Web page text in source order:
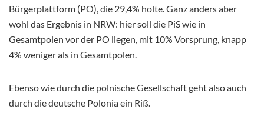
Bürgerplattform (PO), die 29,4% holte. Ganz anders aber
wohl das Ergebnis in NRW: hier soll die PiS wie in
Gesamtpolen vor der PO liegen, mit 10% Vorsprung, knapp
4% weniger als in Gesamtpolen.
Ebenso wie durch die polnische Gesellschaft geht also auch
durch die deutsche Polonia ein Riß.